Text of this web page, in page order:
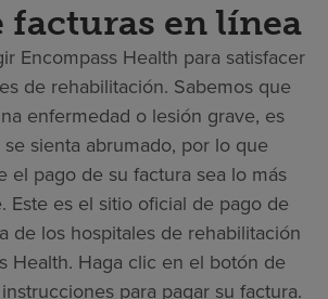
facturas en línea
Encompass Health para satisfacer
de rehabilitación. Sabemos que
enfermedad o lesión grave, es
sienta abrumado, por lo que
el pago de su factura sea lo más
Este es el sitio oficial de pago de
de los hospitales de rehabilitación
Health. Haga clic en el botón de
para pagar su factura.